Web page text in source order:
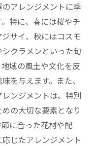
アレンジメントに季
特に、春には桜やチ
サイ、秋にはコスモ
クラメンといった旬
域の風土や文化を反
を与えます。また、
ンジメントは、特別
の大切な要素となり
に合った花材や配
じたアレンジメント